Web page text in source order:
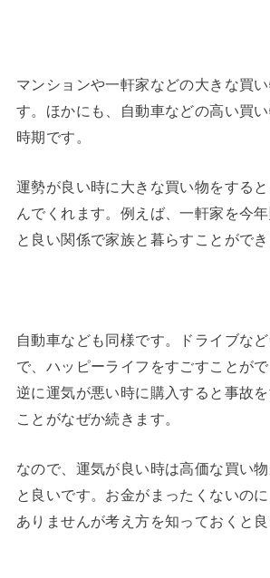
マンションや一軒家などの大きな買
す。ほかにも、自動車などの高い買
時期です。
運勢が良い時に大きな買い物をする
んでくれます。例えば、一軒家を今
と良い関係で家族と暮らすことができ
自動車なども同様です。ドライブな
で、ハッピーライフをすごすことがで
逆に運気が悪い時に購入すると事故
ことがなぜか続きます。
なので、運気が良い時は高価な買い
と良いです。お金がまったくないの
ありませんが考え方を知っておくと良